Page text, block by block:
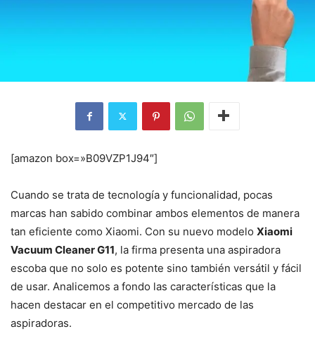
[amazon box=»B09VZP1J94″]
Cuando se trata de tecnología y funcionalidad, pocas
marcas han sabido combinar ambos elementos de manera
tan eficiente como Xiaomi. Con su nuevo modelo Xiaomi
Vacuum Cleaner G11, la firma presenta una aspiradora
escoba que no solo es potente sino también versátil y fácil
de usar. Analicemos a fondo las características que la
hacen destacar en el competitivo mercado de las
aspiradoras.